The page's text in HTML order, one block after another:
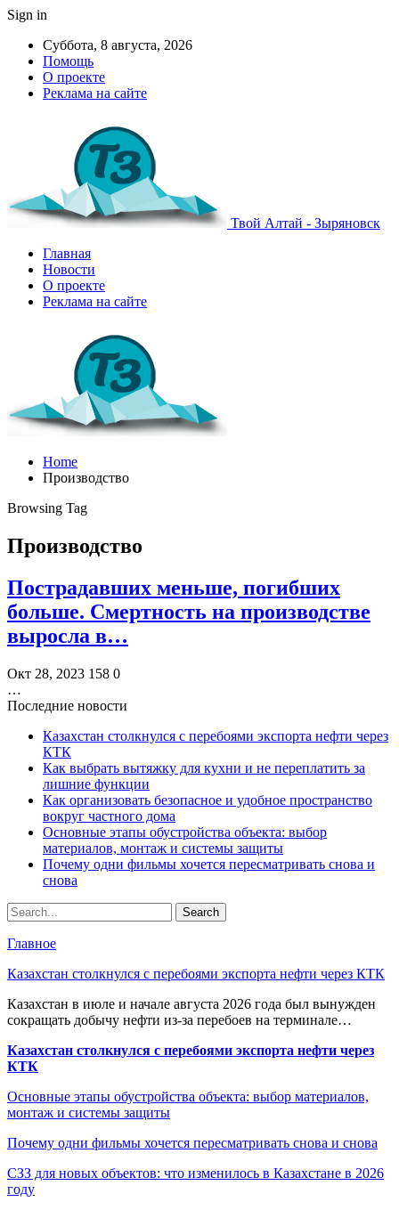
Sign in
Суббота, 8 августа, 2026
Помощь
О проекте
Реклама на сайте
Твой Алтай - Зыряновск
Главная
Новости
О проекте
Реклама на сайте
Home
Производство
Browsing Tag
Производство
Пострадавших меньше, погибших
больше. Смертность на производстве
выросла в…
Окт 28, 2023 158 0
…
Последние новости
Казахстан столкнулся с перебоями экспорта нефти через
КТК
Как выбрать вытяжку для кухни и не переплатить за
лишние функции
Как организовать безопасное и удобное пространство
вокруг частного дома
Основные этапы обустройства объекта: выбор
материалов, монтаж и системы защиты
Почему одни фильмы хочется пересматривать снова и
снова
Главное
Казахстан столкнулся с перебоями экспорта нефти через КТК
Казахстан в июле и начале августа 2026 года был вынужден
сокращать добычу нефти из-за перебоев на терминале…
Казахстан столкнулся с перебоями экспорта нефти через
КТК
Основные этапы обустройства объекта: выбор материалов,
монтаж и системы защиты
Почему одни фильмы хочется пересматривать снова и снова
СЗЗ для новых объектов: что изменилось в Казахстане в 2026
году